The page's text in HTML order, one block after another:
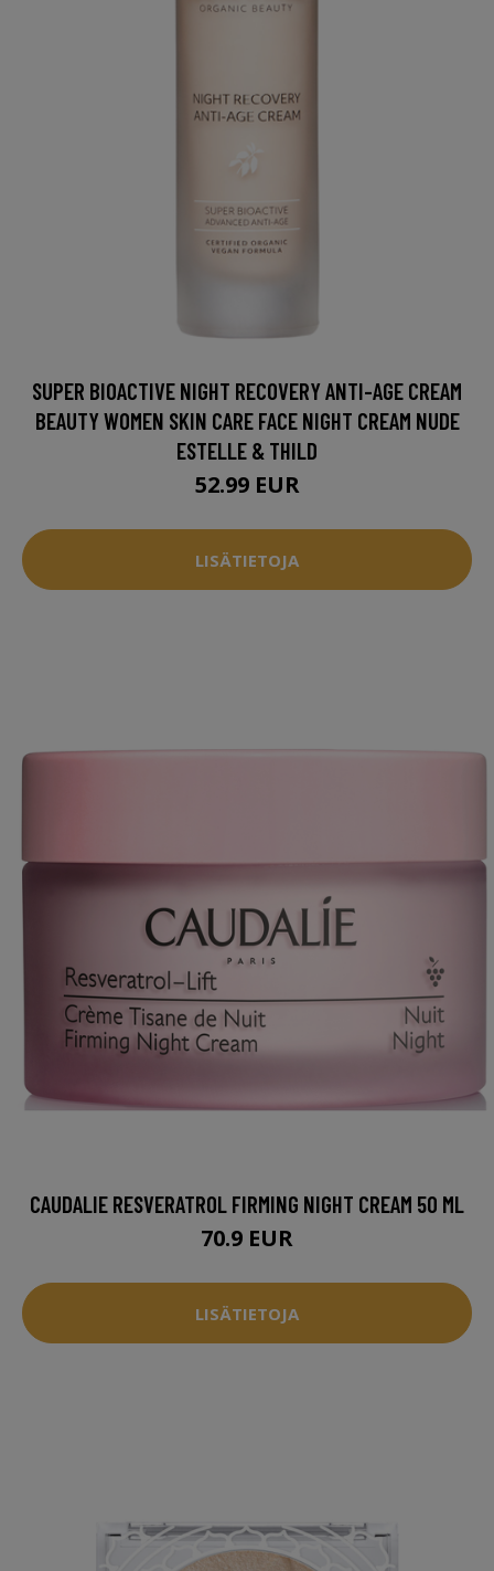
SUPER BIOACTIVE NIGHT RECOVERY ANTI-AGE CREAM
BEAUTY WOMEN SKIN CARE FACE NIGHT CREAM NUDE
ESTELLE & THILD
52.99 EUR
LISÄTIETOJA
CAUDALIE RESVERATROL FIRMING NIGHT CREAM 50 ML
70.9 EUR
LISÄTIETOJA